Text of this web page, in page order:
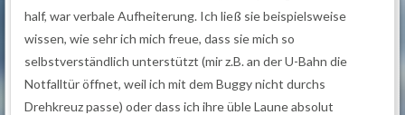
half, war verbale Aufheiterung. Ich ließ sie beispielsweise
wissen, wie sehr ich mich freue, dass sie mich so
selbstverständlich unterstützt (mir z.B. an der U-Bahn die
Notfalltür öffnet, weil ich mit dem Buggy nicht durchs
Drehkreuz passe) oder dass ich ihre üble Laune absolut